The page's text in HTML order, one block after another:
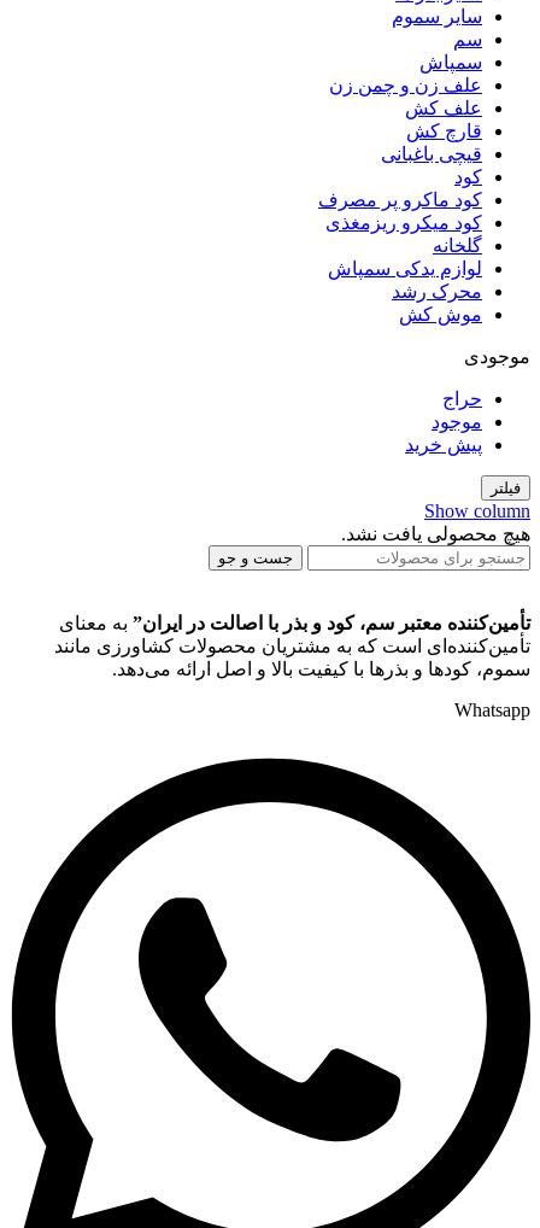
سایر سموم
سم
سمپاش
علف زن و چمن زن
علف کش
قارچ کش
قیچی باغبانی
کود
کود ماکرو پر مصرف
کود میکرو ریزمغذی
گلخانه
لوازم یدکی سمپاش
محرک رشد
موش کش
موجودی
حراج
موجود
پیش خرید
فیلتر
Show column
هیچ محصولی یافت نشد.
جست و جو
تأمین‌کننده معتبر سم، کود و بذر با اصالت در ایران” به معنای
تأمین‌کننده‌ای است که به مشتریان محصولات کشاورزی مانند
سموم، کودها و بذرها با کیفیت بالا و اصل ارائه می‌دهد.
Whatsapp